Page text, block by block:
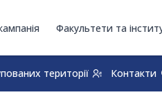
Факультети та
території Контакти